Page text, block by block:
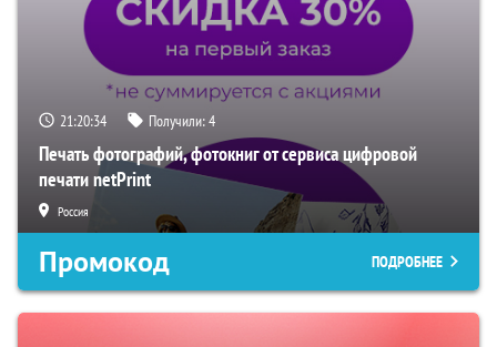
21:20:33 Получили:4
Печать фотографий, фотокниг от сервиса цифровой
печати netPrint
Россия
Промокод ПОДРОБНЕЕ